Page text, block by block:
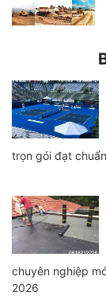
trọn gói đạt
chuyên nghiệp
2026